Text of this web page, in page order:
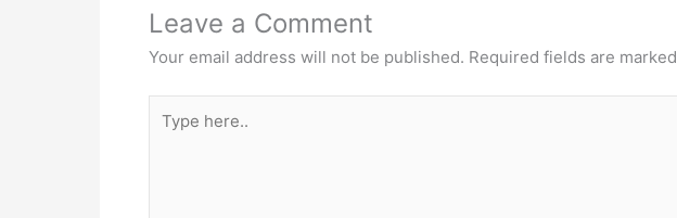
Leave a Comment
Your email address will not be published. Required fields are marked
here..